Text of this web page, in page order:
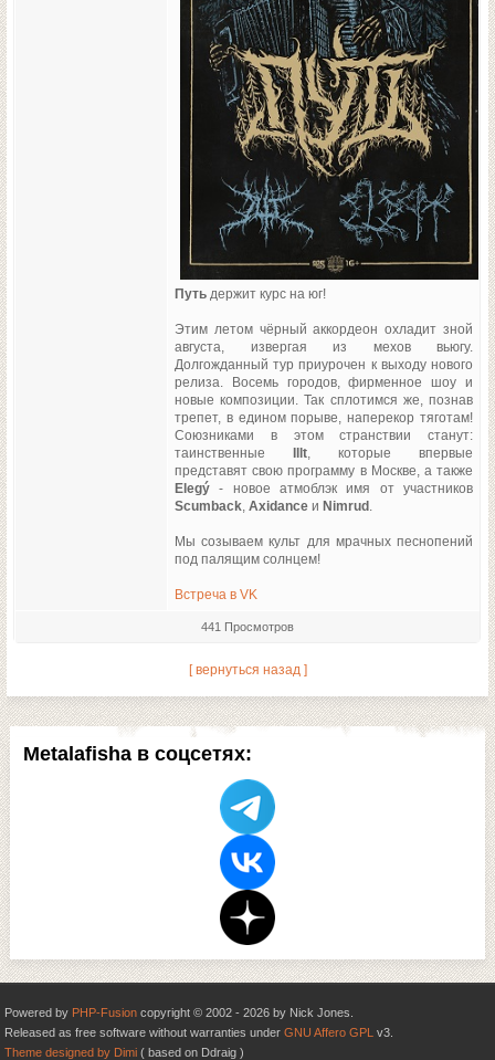
Metalafisha в соцсетях:
Путь держит курс на юг!
Этим летом чёрный аккордеон охладит зной
августа, извергая из мехов вьюгу.
Долгожданный тур приурочен к выходу нового
релиза. Восемь городов, фирменное шоу и
новые композиции. Так сплотимся же, познав
трепет, в едином порыве, наперекор тяготам!
Союзниками в этом странствии станут:
таинственные
Illt , которые впервые
представят свою программу в Москве, а также
Elegý- новое атмоблэк имя от участников
Scumback Axidance и Nimrud
Мы созываем культ для мрачных песнопений
под палящим солнцем!
Встреча в VK
441 Просмотров
[ вернуться назад ]
Powered by PHP-Fusion copyright © 2002 - 2026 by Nick Jones.
Released as free software without warranties under GNU Affero GPL v3.
Theme designed by Dimi ( based on Ddraig )